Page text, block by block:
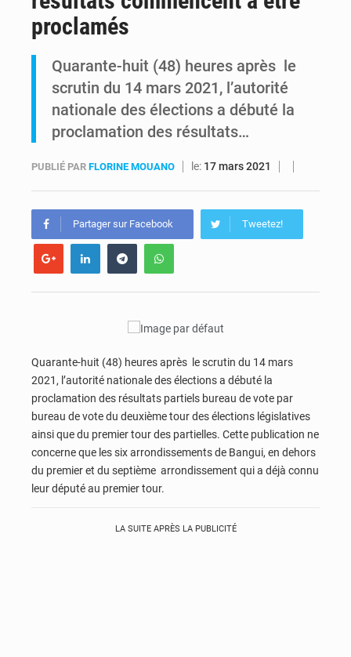
RDC : Christian Bosembe annonce la fermeture imminente de TikTok pour stopper la propagande de l’AFC-M23
proclamés
Quarante-huit (48) heures après le
scrutin du 14 mars 2021, l’autorité
nationale des élections a débuté la
proclamation des résultats…
PUBLIÉ PAR FLORINE MOUANO le: 17 mars 2021
Partager sur Facebook Tweetez!
Quarante-huit (48) heures après le scrutin du 14 mars
2021, l’autorité nationale des élections a débuté la
proclamation des résultats partiels bureau de vote par
bureau de vote du deuxième tour des élections législatives
ainsi que du premier tour des partielles. Cette publication ne
concerne que les six arrondissements de Bangui, en dehors
du premier et du septième arrondissement qui a déjà connu
leur député au premier tour.
LA SUITE APRÈS LA PUBLICITÉ